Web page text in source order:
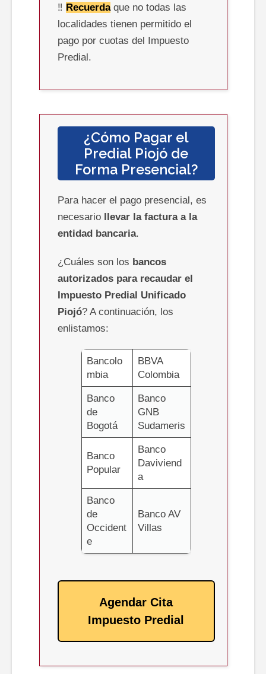
‼️ Recuerda que no todas las
localidades tienen permitido el
pago por cuotas del Impuesto
Predial.
¿Cómo Pagar el
Predial Piojó de
Forma Presencial?
Para hacer el pago presencial, es
necesario llevar la factura a la
entidad bancaria.
¿Cuáles son los bancos
autorizados para recaudar el
Impuesto Predial Unificado
Piojó? A continuación, los
enlistamos:
Bancolo
mbia
BBVA
Colombia
Banco
de
Bogotá
Banco
GNB
Sudameris
Banco
Popular
Banco
Daviviend
a
Banco
de
Occident
e
Banco AV
Villas
Agendar Cita
Impuesto Predial